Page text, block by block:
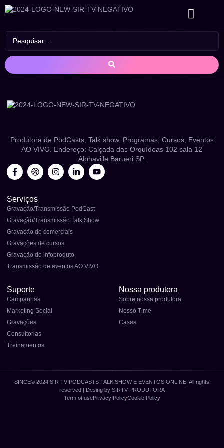
AGENDAMENTO
Produtora de PodCasts, Talk show, Programas, Cursos, Eventos
AO VIVO. Endereço: Calçada das Orquídeas 102 sala 12
Alphaville Barueri SP.
Serviços
Gravação/Transmissão PodCast
Gravação/Transmissão Talk Show
Gravação de comerciais
Gravações de cursos
Gravação de infoproduto
Transmissão de eventos AO VIVO
Suporte
Campanhas
Marketing Social
Gravações
Consultorias
Treinamentos
Nossa produtora
Sobre nossa produtora
Nosso Time
Cases
SINCE© 2024 SIR TV PODCASTS TALK SHOW E EVENTOS ONLINE, All rights
reserved | Desing by SIRTV PRODUTORA
Term of usePrivacy PolicyCookie Policy